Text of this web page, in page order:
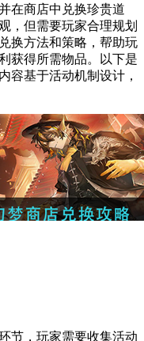
在商店中兑换珍贵道
，但需要玩家合理规划
换方法和策略，帮助玩
获得所需物品。以下是
容基于活动机制设计，
节，玩家需要收集活动